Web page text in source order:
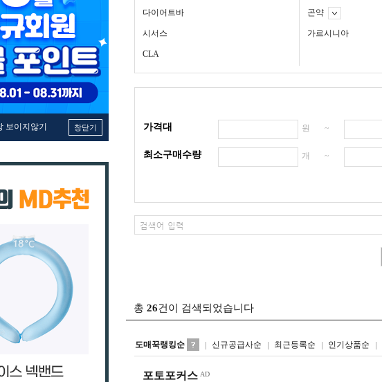
보이지않기 창닫기
다이어트바 곤약
시서스 가르시니아
CLA
가격대 원 ~
최소구매수량 개 ~
총 26건이 검색되었습니다
도매꾹랭킹순 신규공급사순 최근등록순 인기상품순
리스트형갤러리형
포토포커스